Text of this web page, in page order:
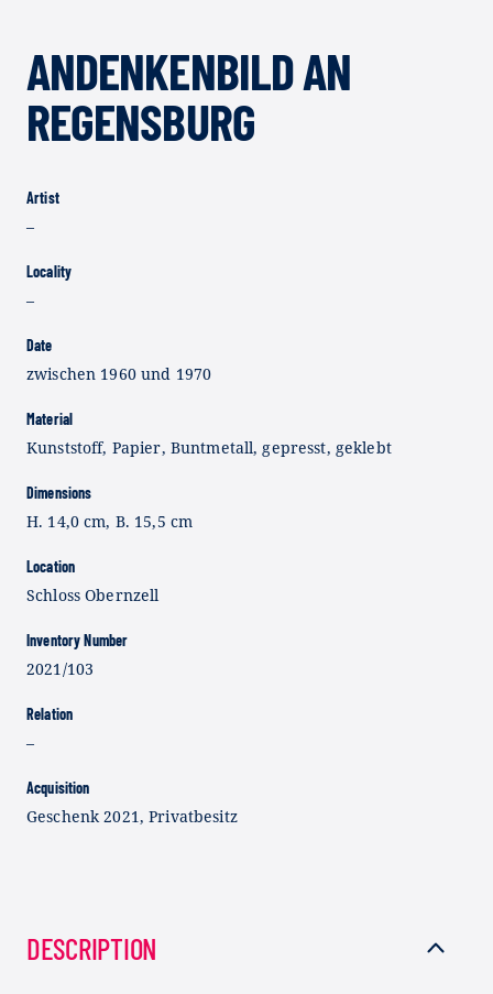
ANDENKENBILD AN
REGENSBURG
Artist
–
Locality
–
Date
zwischen 1960 und 1970
Material
Kunststoff, Papier, Buntmetall, gepresst, geklebt
Dimensions
H. 14,0 cm, B. 15,5 cm
Location
Schloss Obernzell
Inventory Number
2021/103
Relation
–
Acquisition
Geschenk 2021, Privatbesitz
DESCRIPTION